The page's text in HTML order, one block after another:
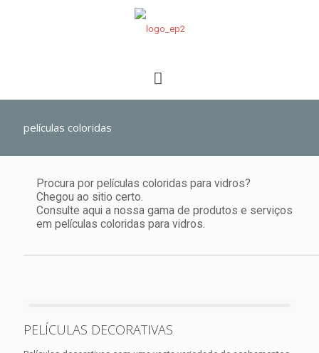
películas coloridas
Procura por películas coloridas para vidros?
Chegou ao sitio certo.
Consulte aqui a nossa gama de produtos e serviços
em películas coloridas para vidros.
PELÍCULAS DECORATIVAS